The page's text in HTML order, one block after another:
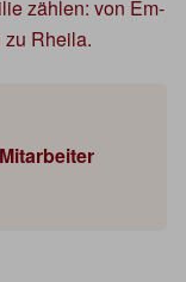
zählen: von Em-
Rheila.